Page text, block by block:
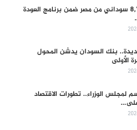
تفويج 8,700 سوداني من مصر ضمن برنامج العودة
بنك السودان يدشن المحول
الأولى
لمجلس الوزراء.. تطورات الاقتصاد